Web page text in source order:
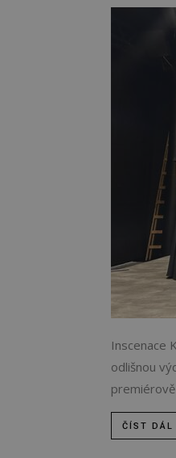
Inscenace
odlišnou
ČÍST DÁL